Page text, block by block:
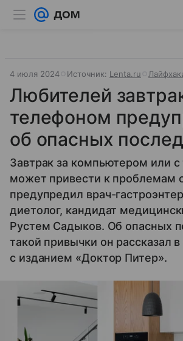
4 июля 2024 Источник: Lenta.ru
Любителей
телефоном
об опасных
Завтрак за компьютером или
может привести к проблемам
предупредил врач-
диетолог, кандидат
Рустем Садыков. Об опасных
такой привычки он рассказал
с изданием «Доктор Питер».